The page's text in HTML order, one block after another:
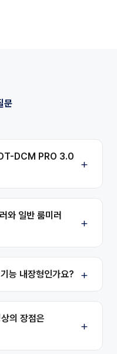
문
DCM PRO 3.0
와 일반 룸미러
능 내장형인가요?
의 장점은